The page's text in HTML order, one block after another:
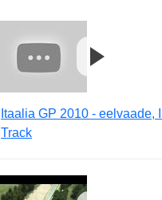
Itaalia GP 2010 - eelvaade,
Track